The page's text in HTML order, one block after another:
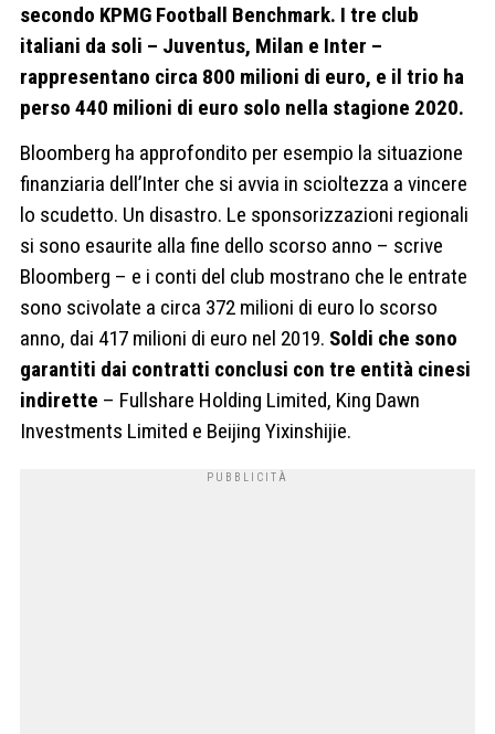
secondo KPMG Football Benchmark. I tre club
italiani da soli – Juventus, Milan e Inter –
rappresentano circa 800 milioni di euro, e il trio ha
perso 440 milioni di euro solo nella stagione 2020.
Bloomberg ha approfondito per esempio la situazione
finanziaria dell’Inter che si avvia in scioltezza a vincere
lo scudetto. Un disastro. Le sponsorizzazioni regionali
si sono esaurite alla fine dello scorso anno – scrive
Bloomberg – e i conti del club mostrano che le entrate
sono scivolate a circa 372 milioni di euro lo scorso
anno, dai 417 milioni di euro nel 2019. Soldi che sono
garantiti dai contratti conclusi con tre entità cinesi
indirette – Fullshare Holding Limited, King Dawn
Investments Limited e Beijing Yixinshijie.